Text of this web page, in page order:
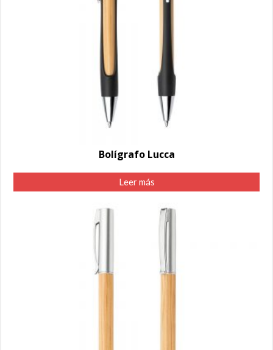
Bolígrafo Lucca
Leer más